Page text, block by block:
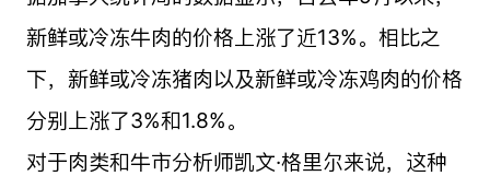
新鲜或冷冻牛肉的价格上涨了近13%。相比之
下，新鲜或冷冻猪肉以及新鲜或冷冻鸡肉的价格
分别上涨了3%和1.8%。
对于肉类和牛市分析师凯文·格里尔来说，这种